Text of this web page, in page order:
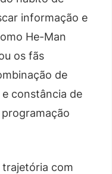
informação e
He-Man
os fãs
de
constância de
trajetória com